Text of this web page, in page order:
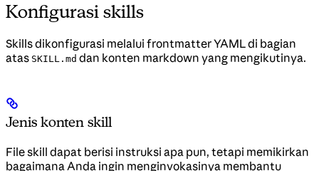
Konfigurasi skills
Skills dikonfigurasi melalui frontmatter YAML di bagian
atas SKILL.md dan konten markdown yang mengikutinya.
Jenis konten skill
File skill dapat berisi instruksi apa pun, tetapi memikirkan
bagaimana Anda ingin menginvokasinya membantu